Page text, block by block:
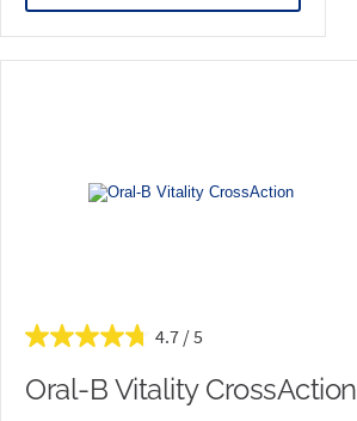
4.7
Oral-B Vitality CrossAction